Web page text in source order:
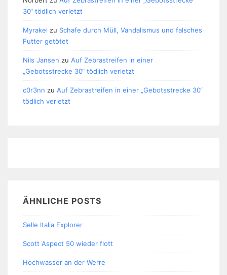
30“ tödlich verletzt
Myrakel zu Schafe durch Müll, Vandalismus und falsches
Futter getötet
Nils Jansen zu Auf Zebrastreifen in einer
„Gebotsstrecke 30“ tödlich verletzt
c0r3nn zu Auf Zebrastreifen in einer „Gebotsstrecke 30“
tödlich verletzt
ÄHNLICHE POSTS
Selle Italia Explorer
Scott Aspect 50 wieder flott
Hochwasser an der Werre